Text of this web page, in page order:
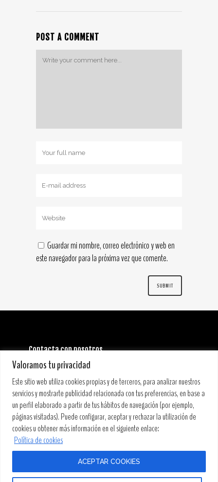
Valoramos tu privacidad
Este sitio web utiliza cookies propias y de terceros, para analizar nuestros
servicios y mostrarte publicidad relacionada con tus preferencias, en base a
un perfil elaborado a partir de tus hábitos de navegación (por ejemplo,
páginas visitadas). Puede configurar, aceptar y rechazar la utilización de
cookies u obtener más información en el siguiente enlace:
Política de cookies
ACEPTAR COOKIES
POST A COMMENT
Guardar mi nombre, correo electrónico y web en
este navegador para la próxima vez que comente.
Contacta con nosotros
INFORMACIÓN GENERAL:
info@stoneandmusicfestival.com
PRENSA:
prensa@stoneandmusicfestival.com
COPYRIGHT © 2019 STONE&MUSIC FESTIVAL • PRODUCCIONES